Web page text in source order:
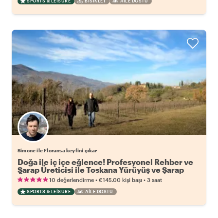
Simone ile Floransa keyfini çıkar
Doğa ile iç içe eğlence! Profesyonel Rehber ve
Şarap Üreticisi ile Toskana Yürüyüş ve Şarap
Özel Turu.10 değerlendirme • €145.00 kişi başı • 3 saat
SPORTS & LEISURE AILE DOSTU